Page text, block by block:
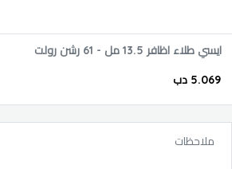
ايسي طلاء اظافر 13.5 مل - 61 رشن رولت
5.069 دب
ملاحظات